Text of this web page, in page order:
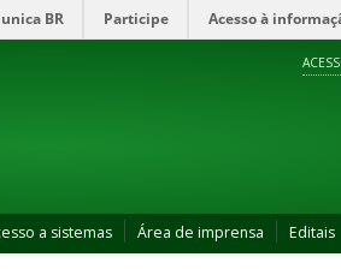
BR Participe Acesso à
a sistemas Área de imprensa Editais